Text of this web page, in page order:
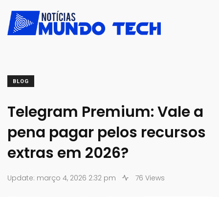
BLOG
Telegram Premium: Vale a
pena pagar pelos recursos
extras em 2026?
Update: março 4, 2026 2:32 pm 76 Views